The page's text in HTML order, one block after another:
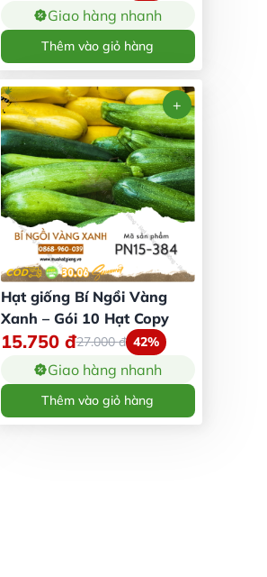
Giao hàng nhanh
Thêm vào giỏ hàng
Hạt giống Bí Ngồi Vàng
Xanh – Gói 10 Hạt Copy
15.750 đ27.000đ 42%
Giao hàng nhanh
Thêm vào giỏ hàng